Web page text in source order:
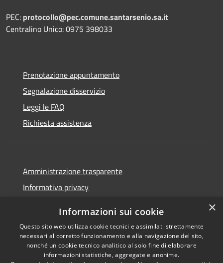
PEC: protocollo@pec.comune.santarsenio.sa.it
Centralino Unico: 0975 398033
Prenotazione appuntamento
Segnalazione disservizio
Leggi le FAQ
Richiesta assistenza
Amministrazione trasparente
Informativa privacy
Dichiarazione di accessibilità
×
Informazioni sui cookie
Questo sito web utilizza cookie tecnici e assimilati strettamente
necessari al corretto funzionamento e alla navigazione del sito,
nonché un cookie tecnico analitico al solo fine di elaborare
informazioni statistiche, aggregate e anonime.